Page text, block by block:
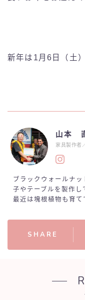
新年は1月6日（土
山本
家具製作者
ブラックウォールナ
子やテーブルを製作し
最近は塊根植物も育て
SHARE